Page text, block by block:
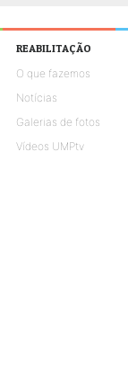
REABILITAÇÃO
O que fazemos
Notícias
Galerias de fotos
Vídeos UMPtv